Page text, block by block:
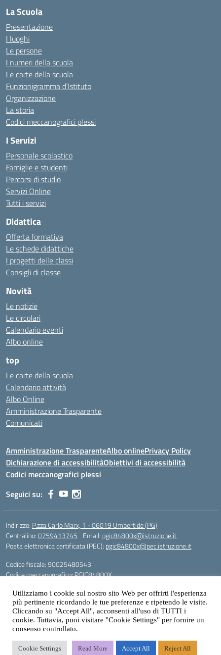
La Scuola
Presentazione
I luoghi
Le persone
I numeri della scuola
Le carte della scuola
Funzionigramma d’Istituto
Organizzazione
La storia
Codici meccanografici plessi
I Servizi
Personale scolastico
Famiglie e studenti
Percorsi di studio
Servizi Online
Tutti i servizi
Didattica
Offerta formativa
Le schede didattiche
I progetti delle classi
Consigli di classe
Novità
Le notizie
Le circolari
Calendario eventi
Albo online
top
Le carte della scuola
Calendario attività
Albo Online
Amministrazione Trasparente
Comunicati
Amministrazione TrasparenteAlbo onlinePrivacy Policy
Dichiarazione di accessibilitàObiettivi di accessibilità
Codici meccanografici plessi
Seguici su:
Indirizzo: P.zza Carlo Marx, 1 - 06019 Umbertide (PG)
Centralino:0759413745 Email: pgic84800x@istruzione.it
Posta elettronica certificata (PEC): pgic84800x@pec.istruzione.it
Codice fiscale: 90025480543
Codice meccanografico:PGIC84800X
Gestione sito web: prof. Paolo Chitarrai
Utilizziamo i cookie sul nostro sito Web per offrirti l'esperienza
più pertinente ricordando le tue preferenze e ripetendo le visite.
Cliccando su "Accept All", acconsenti all'uso di TUTTI i
cookie. Tuttavia, puoi visitare "Cookie Settings" per fornire un
consenso controllato.
Cookie Settings Read More Accept All Reject All